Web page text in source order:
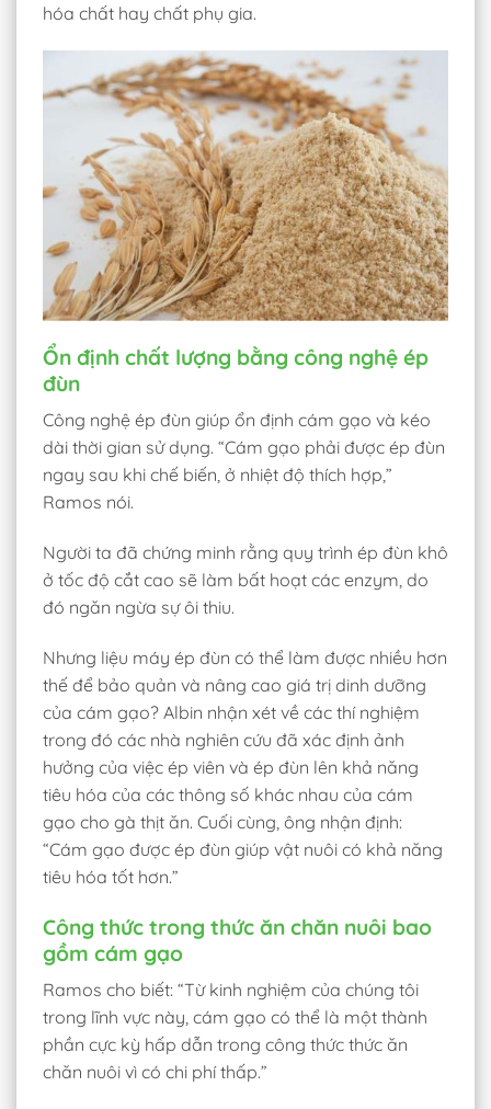
hóa chất hay chất phụ gia.
Ổn định chất lượng bằng công nghệ ép
đùn
Công nghệ ép đùn giúp ổn định cám gạo và kéo
dài thời gian sử dụng. “Cám gạo phải được ép đùn
ngay sau khi chế biến, ở nhiệt độ thích hợp,”
Ramos nói.
Người ta đã chứng minh rằng quy trình ép đùn khô
ở tốc độ cắt cao sẽ làm bất hoạt các enzym, do
đó ngăn ngừa sự ôi thiu.
Nhưng liệu máy ép đùn có thể làm được nhiều hơn
thế để bảo quản và nâng cao giá trị dinh dưỡng
của cám gạo? Albin nhận xét về các thí nghiệm
trong đó các nhà nghiên cứu đã xác định ảnh
hưởng của việc ép viên và ép đùn lên khả năng
tiêu hóa của các thông số khác nhau của cám
gạo cho gà thịt ăn. Cuối cùng, ông nhận định:
“Cám gạo được ép đùn giúp vật nuôi có khả năng
tiêu hóa tốt hơn.”
Công thức trong thức ăn chăn nuôi bao
gồm cám gạo
Ramos cho biết: “Từ kinh nghiệm của chúng tôi
trong lĩnh vực này, cám gạo có thể là một thành
phần cực kỳ hấp dẫn trong công thức thức ăn
chăn nuôi vì có chi phí thấp.”